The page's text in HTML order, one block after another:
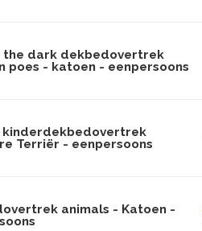
the dark dekbedovertrek
poes - katoen - eenpersoons
kinderdekbedovertrek
Terriër - eenpersoons
animals - Katoen -